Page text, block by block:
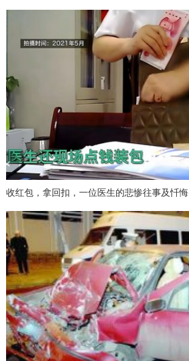
收红包，拿回扣，一位医生的悲惨往事及忏悔